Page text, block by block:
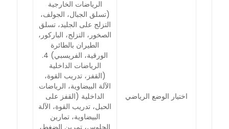
اختيار الوضع الرياضي
الرياضات الخارجية
(تسلق الجبال، الجولف،
التزلج على الجليد، تسلق
الصخور، التزلج، الباركور،
الطيران بالطائرة
الورقية، الفريسبي) 4.
الرياضات الداخلية
(القفز، تدريب القوة،
الآلة البيضاوية، الرياضات
الداخلية (القفز على
الحبل، تدريب القوة، الآلة
البيضاوية، تمارين
الجلوس، تمرين الضغط،